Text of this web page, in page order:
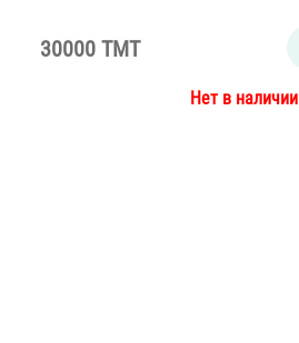
30000 TMT
Нет в наличии